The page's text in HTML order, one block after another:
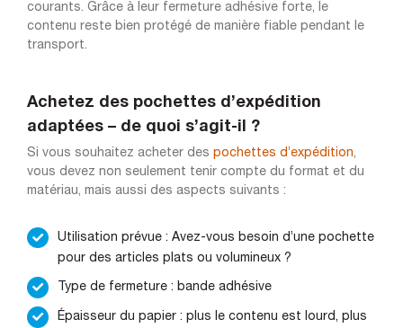
courants. Grâce à leur fermeture adhésive forte, le
contenu reste bien protégé de manière fiable pendant le
transport.
Achetez des pochettes d’expédition
adaptées – de quoi s’agit-il ?
Si vous souhaitez acheter des pochettes d’expédition,
vous devez non seulement tenir compte du format et du
matériau, mais aussi des aspects suivants :
Utilisation prévue : Avez-vous besoin d’une pochette
pour des articles plats ou volumineux ?
Type de fermeture : bande adhésive
Épaisseur du papier : plus le contenu est lourd, plus